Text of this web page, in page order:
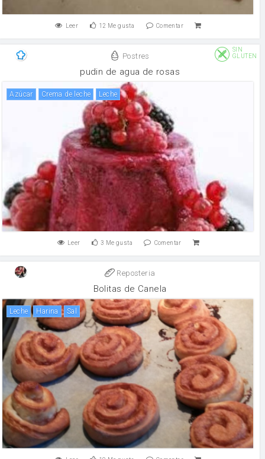
Leer 12 Me gusta Comentar
Postres
SIN
GLUTEN
pudin de agua de rosas
Azúcar crema de leche leche
Leer 3 Me gusta Comentar
Reposteria
Bolitas de Canela
leche harina sal